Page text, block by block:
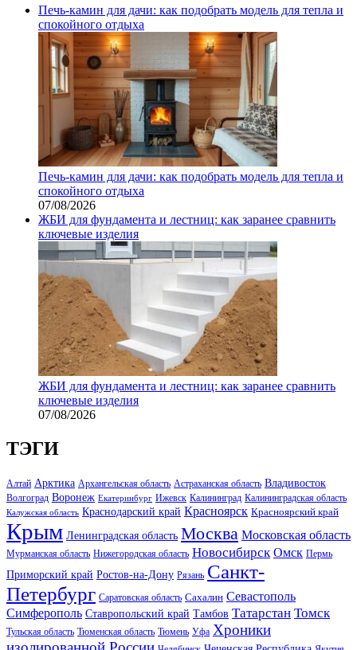
Печь-камин для дачи: как подобрать модель для тепла и
спокойного отдыха
Печь-камин для дачи: как подобрать модель для тепла и
спокойного отдыха
07/08/2026
ЖБИ для фундамента и лестниц: как заранее сравнить
ключевые изделия
ЖБИ для фундамента и лестниц: как заранее сравнить
ключевые изделия
07/08/2026
ТЭГИ
Алтай Арктика Архангельская область Астраханская область Владивосток
Волгоград Воронеж Екатеринбург Ижевск Калининград Калининградская область
Калужская область Краснодарский край Красноярск Красноярский край
Крым Ленинградская область Москва Московская область
Мурманская область Нижегородская область Новосибирск Омск Пермь
Приморский край Ростов-на-Дону Рязань Санкт-
Петербург Саратовская область Сахалин Севастополь
Симферополь Ставропольский край Тамбов Татарстан Томск
Тульская область Тюменская область Тюмень Уфа Хроники